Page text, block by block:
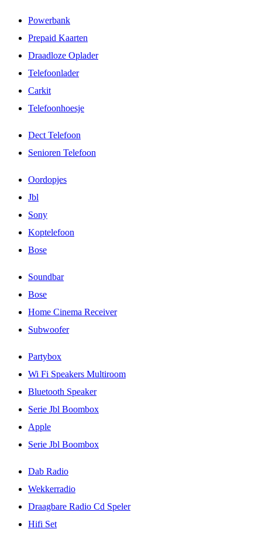
Powerbank
Prepaid Kaarten
Draadloze Oplader
Telefoonlader
Carkit
Telefoonhoesje
Dect Telefoon
Senioren Telefoon
Oordopjes
Jbl
Sony
Koptelefoon
Bose
Soundbar
Bose
Home Cinema Receiver
Subwoofer
Partybox
Wi Fi Speakers Multiroom
Bluetooth Speaker
Serie Jbl Boombox
Apple
Serie Jbl Boombox
Dab Radio
Wekkerradio
Draagbare Radio Cd Speler
Hifi Set